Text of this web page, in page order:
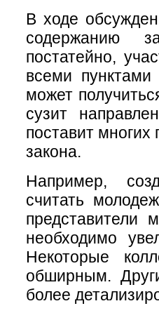
В ходе
содержанию
постатейно,
всеми
может
сузит
поставит
закона.
Например,
считать
представители
необходимо
Некоторые
обширным.
более